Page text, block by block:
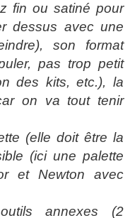
fin ou satiné pour
dessus avec une
son format
pas trop petit
des kits, etc.), la
on va tout tenir
(elle doit être la
(ici une palette
et Newton avec
annexes (2